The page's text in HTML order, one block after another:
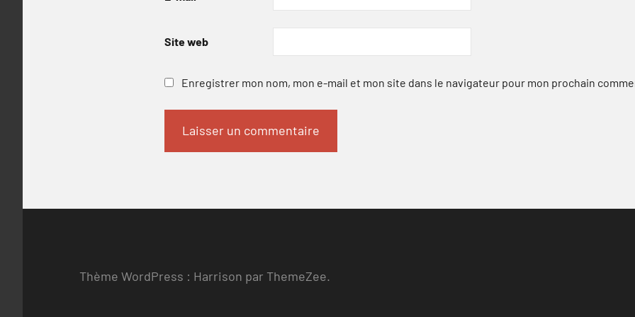
Site web
Enregistrer mon nom, mon e-mail et mon site dans le navigateur pour mon prochain
Thème WordPress : Harrison par ThemeZee.